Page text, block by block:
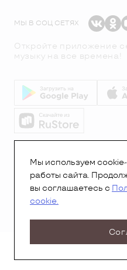
МЫ В СОЦ СЕТЯХ
Откройте приложение
музыку на все времена!
© Все права
Мы используем
работы сайта.
вы соглашаетесь с
cookie.